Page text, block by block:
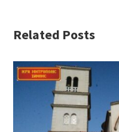
Related Posts